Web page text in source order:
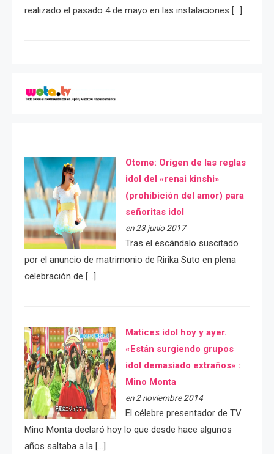
realizado el pasado 4 de mayo en las instalaciones […]
Otome: Orígen de las reglas
idol del «renai kinshi»
(prohibición del amor) para
señoritas idol
en 23 junio 2017
Tras el escándalo suscitado
por el anuncio de matrimonio de Ririka Suto en plena
celebración de […]
Matices idol hoy y ayer.
«Están surgiendo grupos
idol demasiado extraños» :
Mino Monta
en 2 noviembre 2014
El célebre presentador de TV
Mino Monta declaró hoy lo que desde hace algunos
años saltaba a la […]